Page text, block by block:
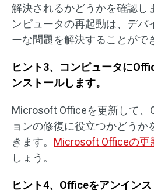
解決されるかどうかを確認し
ンピュータの再起動は、デバ
ーな問題を解決することがで
ヒント3、コンピュータに
ンストールします。
Microsoft Officeを更新して、
ョンの修復に役立つかどうか
きます。 Microsoft Officeの更
しょう。
ヒント4、Officeをアンイン